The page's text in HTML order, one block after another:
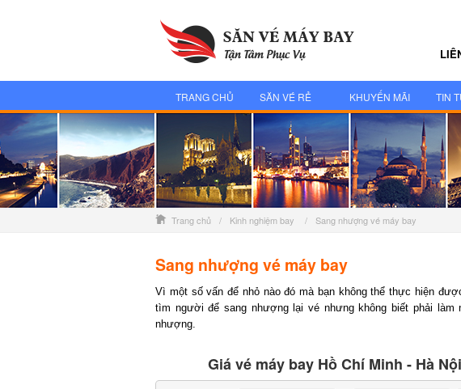
TRANG CHỦ SĂN VÉ RẺ KHUYẾN MÃI TIN
Trang chủ / Kinh nghiệm bay / Sang nhượng vé máy bay
Sang nhượng vé máy bay
Vì một số vấn để nhỏ nào đó mà bạn không thể thực hiện
tìm người để sang nhượng lại vé nhưng không biết phải
nhượng.
Giá vé máy bay Hồ Chí Minh - Hà